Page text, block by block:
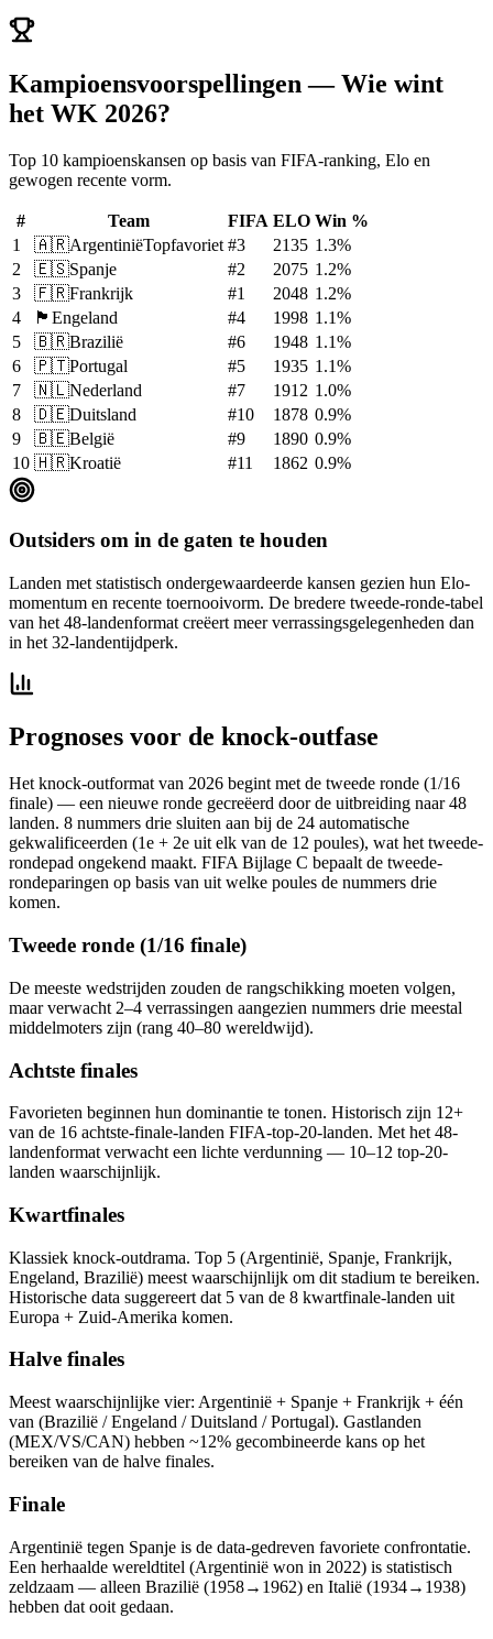
Kampioensvoorspellingen — Wie wint
het WK 2026?
Top 10 kampioenskansen op basis van FIFA-ranking, Elo en
gewogen recente vorm.
# Team FIFA ELO Win %
1
🇦🇷ArgentiniëTopfavoriet #3 2135 1.3%
2
🇪🇸Spanje #2 2075 1.2%
3
🇫🇷Frankrijk #1 2048 1.2%
4
🏴󠁧󠁢󠁥󠁮󠁧󠁿 Engeland #4 1998 1.1%
5
🇧🇷Brazilië #6 1948 1.1%
6
🇵🇹Portugal #5 1935 1.1%
7
🇳🇱Nederland #7 1912 1.0%
8
🇩🇪Duitsland #10 1878 0.9%
9
🇧🇪België #9 1890 0.9%
10 🇭🇷Kroatië #11 1862 0.9%
Outsiders om in de gaten te houden
Landen met statistisch ondergewaardeerde kansen gezien hun Elo-
momentum en recente toernooivorm. De bredere tweede-ronde-tabel
van het 48-landenformat creëert meer verrassingsgelegenheden dan
in het 32-landentijdperk.
Prognoses voor de knock-outfase
Het knock-outformat van 2026 begint met de tweede ronde (1/16
finale) — een nieuwe ronde gecreëerd door de uitbreiding naar 48
landen. 8 nummers drie sluiten aan bij de 24 automatische
gekwalificeerden (1e + 2e uit elk van de 12 poules), wat het tweede-
rondepad ongekend maakt. FIFA Bijlage C bepaalt de tweede-
rondeparingen op basis van uit welke poules de nummers drie
komen.
Tweede ronde (1/16 finale)
De meeste wedstrijden zouden de rangschikking moeten volgen,
maar verwacht 2–4 verrassingen aangezien nummers drie meestal
middelmoters zijn (rang 40–80 wereldwijd).
Achtste finales
Favorieten beginnen hun dominantie te tonen. Historisch zijn 12+
van de 16 achtste-finale-landen FIFA-top-20-landen. Met het 48-
landenformat verwacht een lichte verdunning — 10–12 top-20-
landen waarschijnlijk.
Kwartfinales
Klassiek knock-outdrama. Top 5 (Argentinië, Spanje, Frankrijk,
Engeland, Brazilië) meest waarschijnlijk om dit stadium te bereiken.
Historische data suggereert dat 5 van de 8 kwartfinale-landen uit
Europa + Zuid-Amerika komen.
Halve finales
Meest waarschijnlijke vier: Argentinië + Spanje + Frankrijk + één
van (Brazilië / Engeland / Duitsland / Portugal). Gastlanden
(MEX/VS/CAN) hebben ~12% gecombineerde kans op het
bereiken van de halve finales.
Finale
Argentinië tegen Spanje is de data-gedreven favoriete confrontatie.
Een herhaalde wereldtitel (Argentinië won in 2022) is statistisch
zeldzaam — alleen Brazilië (1958→1962) en Italië (1934→1938)
hebben dat ooit gedaan.